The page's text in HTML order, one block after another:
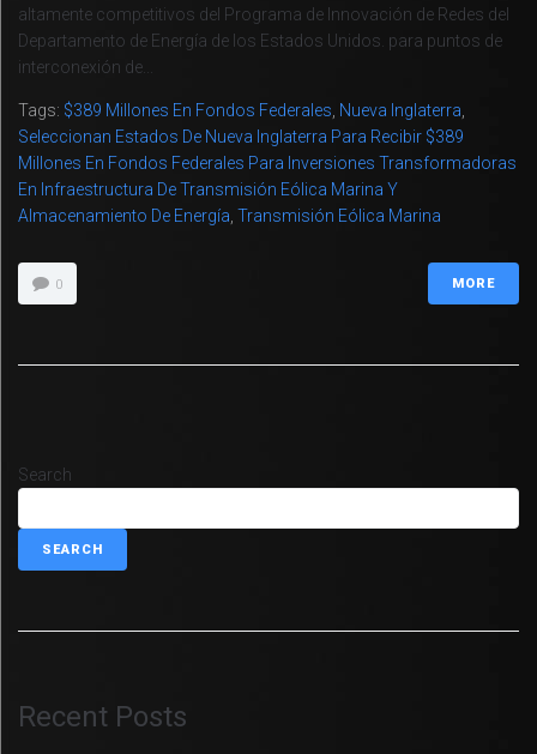
altamente competitivos del Programa de Innovación de Redes del
Departamento de Energía de los Estados Unidos. para puntos de
interconexión de...
Tags: $389 Millones En Fondos Federales Nueva Inglaterra
Seleccionan Estados De Nueva Inglaterra Para Recibir $389
Millones En Fondos Federales Para Inversiones Transformadoras
En Infraestructura De Transmisión Eólica Marina Y
Almacenamiento De Energía Transmisión Eólica Marina
0 MORE
Search
SEARCH
Recent Posts